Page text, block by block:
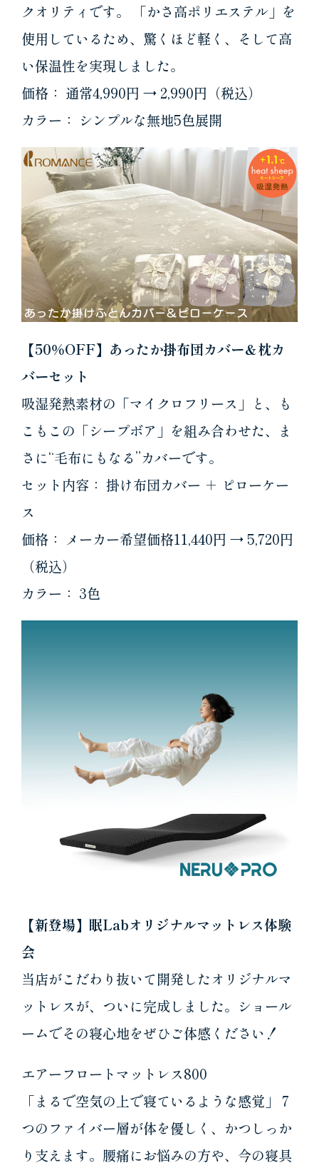
クオリティです。 「かさ高ポリエステル」を
使用しているため、驚くほど軽く、そして高
い保温性を実現しました。
価格： 通常4,990円 → 2,990円（税込）
カラー： シンプルな無地5色展開
【50％OFF】あったか掛布団カバー＆枕カ
バーセット
吸湿発熱素材の「マイクロフリース」と、も
こもこの「シープボア」を組み合わせた、ま
さに“毛布にもなる”カバーです。
セット内容： 掛け布団カバー ＋ ピローケー
ス
価格： メーカー希望価格11,440円 → 5,720円
（税込）
カラー： 3色
【新登場】眠Labオリジナルマットレス体験
会
当店がこだわり抜いて開発したオリジナルマ
ットレスが、ついに完成しました。ショール
ームでその寝心地をぜひご体感ください！
エアーフロートマットレス800
「まるで空気の上で寝ているような感覚」 7
つのファイバー層が体を優しく、かつしっか
り支えます。腰痛にお悩みの方や、今の寝具